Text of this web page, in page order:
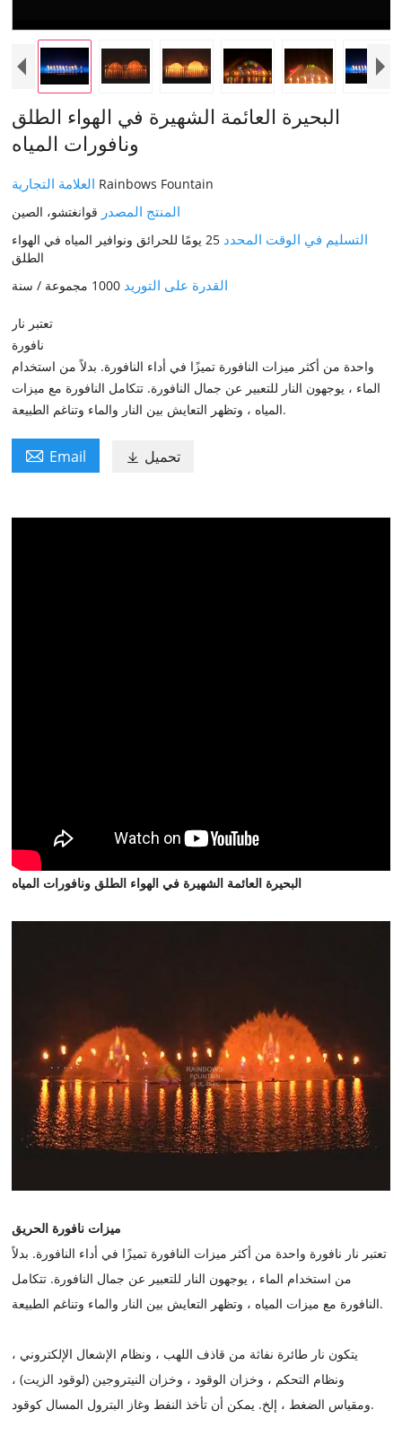
البحيرة العائمة الشهيرة في الهواء الطلق
ونافورات المياه
Rainbows Fountain
المنتج المصدر قوانغتشو، الصين
التسليم في الوقت المحدد
25 يومًا للحرائق ونوافير المياه في الهواء
الطلق
القدرة على التوريد 1000 مجموعة / سنة
تعتبر نار
نافورة
واحدة من أكثر ميزات النافورة تميزًا في أداء النافورة. بدلاً من استخدام
الماء ، يوجهون النار للتعبير عن جمال النافورة. تتكامل النافورة مع ميزات
المياه ، وتظهر التعايش بين النار والماء وتناغم الطبيعة.
 Email  تحميل
البحيرة العائمة الشهيرة في الهواء الطلق ونافورات المياه
ميزات نافورة الحريق
تعتبر نار نافورة واحدة من أكثر ميزات النافورة تميزًا في أداء النافورة. بدلاً
من استخدام الماء ، يوجهون النار للتعبير عن جمال النافورة. تتكامل
النافورة مع ميزات المياه ، وتظهر التعايش بين النار والماء وتناغم الطبيعة.
يتكون نار طائرة نفاثة من قاذف اللهب ، ونظام الإشعال الإلكتروني ،
ونظام التحكم ، وخزان الوقود ، وخزان النيتروجين (لوقود الزيت) ،
ومقياس الضغط ، إلخ. يمكن أن تأخذ النفط وغاز البترول المسال كوقود.